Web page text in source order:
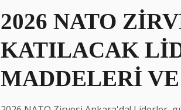
2026 NATO
KATILACAK
MADDELERİ